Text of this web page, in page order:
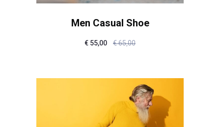
Men Casual Shoe
€65,00
€ 55,00